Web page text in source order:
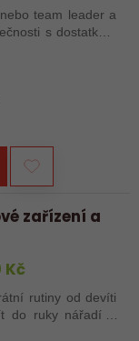
team leader a
s dostatkem
zařízení a
Kč
rutiny od devíti
do ruky nářadí a